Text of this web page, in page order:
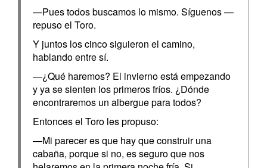
—Pues todos buscamos lo mismo. Síguenos —
repuso el Toro.
Y juntos los cinco siguieron el camino,
hablando entre sí.
—¿Qué haremos? El invierno está empezando
y ya se sienten los primeros fríos. ¿Dónde
encontraremos un albergue para todos?
Entonces el Toro les propuso:
—Mi parecer es que hay que construir una
cabaña, porque si no, es seguro que nos